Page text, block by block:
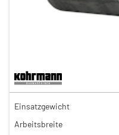
324,00 €
270,00 €
225,00 €
Einsatzgewicht
Arbeitsbreite